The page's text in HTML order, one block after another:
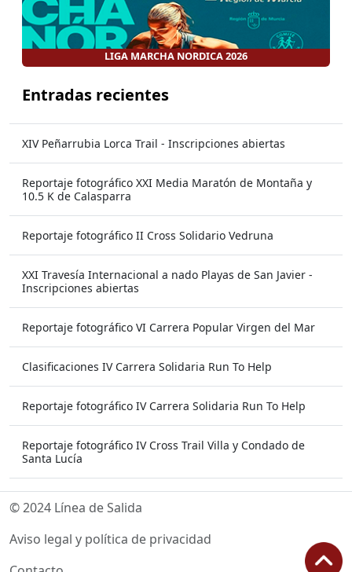
LIGA MARCHA NORDICA 2026
Entradas recientes
XIV Peñarrubia Lorca Trail - Inscripciones abiertas
Reportaje fotográfico XXI Media Maratón de Montaña y
10.5 K de Calasparra
Reportaje fotográfico II Cross Solidario Vedruna
XXI Travesía Internacional a nado Playas de San Javier -
Inscripciones abiertas
Reportaje fotográfico VI Carrera Popular Virgen del Mar
Clasificaciones IV Carrera Solidaria Run To Help
Reportaje fotográfico IV Carrera Solidaria Run To Help
Reportaje fotográfico IV Cross Trail Villa y Condado de
Santa Lucía
© 2024 Línea de Salida
Aviso legal y política de privacidad